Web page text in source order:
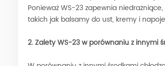
Ponieważ WS-23 zapewnia
takich jak balsamy do ust, kremy i
2. Zalety WS-23 w porównaniu z innymi